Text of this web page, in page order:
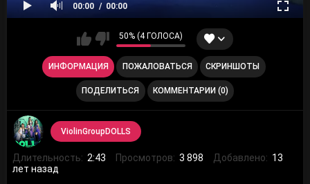
00:00 00:00
50% (4 ГОЛОСА)
ИНФОРМАЦИЯ ПОЖАЛОВАТЬСЯ СКРИНШОТЫ
ПОДЕЛИТЬСЯ КОММЕНТАРИИ (0)
ViolinGroupDOLLS
Длительность: 2:43 Просмотров: 3 898 Добавлено: 13
лет назад